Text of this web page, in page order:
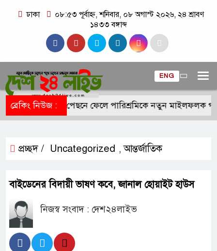
ঢাকা
০৮:৫৩ পূর্বাহ্ন, শনিবার, ০৮ অগাস্ট ২০২৬, ২৪ শ্রাবণ
১৪৩৩ বঙ্গাব্দ
ENG
ব্রেকিং নিউজ :
ক্যাটরিনাকে পেছনে ফেলে পারিশ্রমিকে নতুন মাইলফলক
প্রচ্ছদ / Uncategorized ,আন্তর্জাতিক
বাইডেনের বিদায়ী ভাষণ কবে, জানাল হোয়াইট হাউস
নিজস্ব সংবাদ : দেশ২৪লাইভ